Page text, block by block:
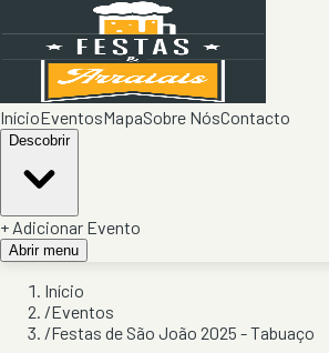
InícioEventosMapaSobre NósContacto
Descobrir
+ Adicionar Evento
Abrir menu
Início
/Eventos
/Festas de São João 2025 - Tabuaço